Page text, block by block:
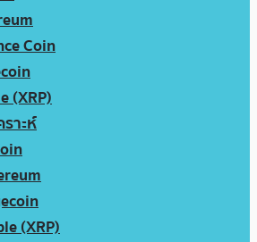
Coin
(XRP)
าะห์
(XRP)